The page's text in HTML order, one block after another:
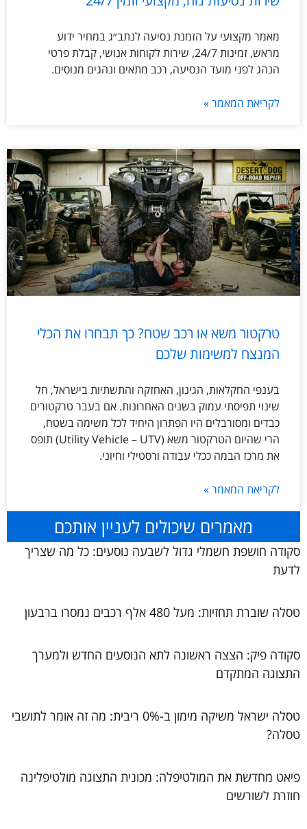
מאמר מקצועי על הזמנת נסיעה לנתב״ג במחיר ידוע
מראש, זמינות 24/7, שירות לקוחות אנושי, קבלת פרטי
הנהג לפני מועד הנסיעה, רכב מתאים ונהגים מנוסים.
לקריאת המאמר »
טרקטור משא או רכב שטח? כך תבחרו את הכלי
המנצח למשימות שלכם
בענפי החקלאות, הגינון, האחזקה והתשתיות בישראל, חל
שינוי תפיסתי עמוק בשנים האחרונות. אם בעבר טרקטורים
כבדים ומסורבלים היו הפתרון היחיד לכל משימה בשטח,
הרי שהיום הטרקטור משא (Utility Vehicle – UTV) תופס
את מרכז הבמה ככלי עבודה ורסטילי וחיוני.
לקריאת המאמר »
מאמרים שיכולים לעניין אותכם
סקודה חושפת חשמלי גדול לשבעה נוסעים: כל מה שצריך
לדעת
טסלה שוברת תחזיות: מעל 480 אלף רכבים נמסרו ברבעון
סקודה פיק: הצצה ראשונה לתא הנוסעים החדש ולמערך
התצוגה המתקדם
טסלה ישראל משיקה מימון ב-0% ריבית: מה זה אומר לתושבי
טסלה?
פיאט מחדשת את המולטיפלה: מכונית התצוגה מולטיפלינה
חוזרת לשורשים